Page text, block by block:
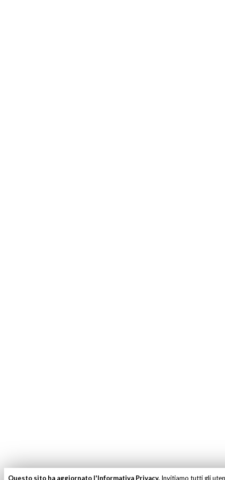
Questo sito ha aggiornato l'Informativa Privacy.Invitiamo tutti gli